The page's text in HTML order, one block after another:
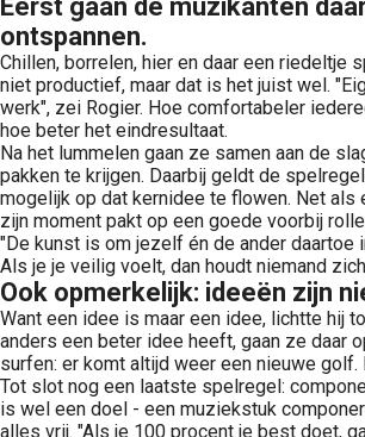
Eerst gaan de muzikanten
ontspannen.
Chillen, borrelen, hier en daar een riedeltje
niet productief, maar dat is het juist wel.
werk", zei Rogier. Hoe comfortabeler
hoe beter het eindresultaat.
Na het lummelen gaan ze samen aan de
pakken te krijgen. Daarbij geldt de
mogelijk op dat kernidee te flowen. Net als
zijn moment pakt op een goede voorbij
"De kunst is om jezelf én de ander daartoe
Als je je veilig voelt, dan houdt niemand
Ook opmerkelijk: ideeën zijn
Want een idee is maar een idee, lichtte hij
anders een beter idee heeft, gaan ze daar
surfen: er komt altijd weer een nieuwe golf.
Tot slot nog een laatste spelregel:
is wel een doel - een muziekstuk
alles vrij. "Als je 100 procent je best doet,